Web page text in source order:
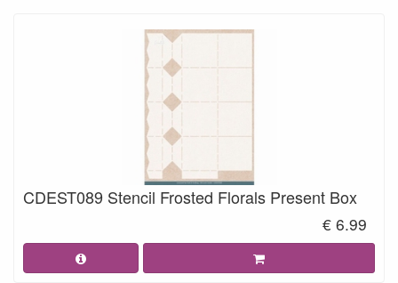
CDEST089 Stencil Frosted Florals Present Box
€ 6.99